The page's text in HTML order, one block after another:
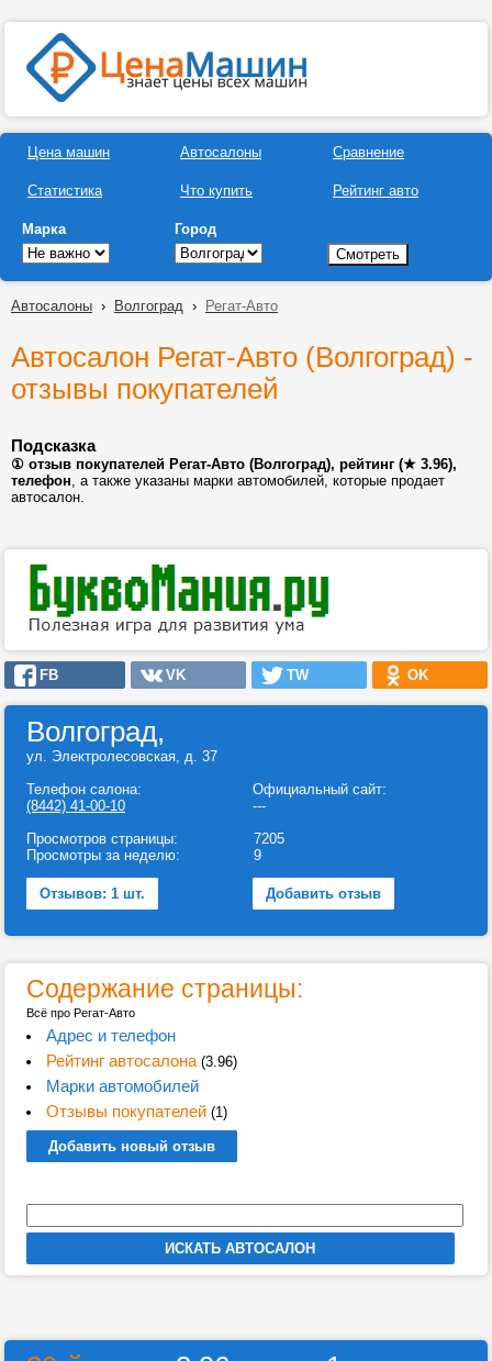
Цена машин
Статистика
Автосалоны
Что купить
Сравнение
Рейтинг авто
Марка Город
Автосалоны › Волгоград › Регат-Авто
Автосалон Регат-Авто (Волгоград) -
отзывы покупателей
Подсказка
① отзыв покупателей Регат-Авто (Волгоград), рейтинг (★ 3.96),
телефон, а также указаны марки автомобилей, которые продает
автосалон.
FB VK TW OK
Волгоград,
ул. Электролесовская, д. 37
Телефон салона:
(8442) 41-00-10
Официальный сайт:
---
Просмотров страницы:
Просмотры за неделю:
7205
9
Отзывов: 1 шт. Добавить отзыв
Содержание страницы:
Всё про Регат-Авто
Адрес и телефон
Рейтинг автосалона(3.96)
Марки автомобилей
Отзывы покупателей(1)
Добавить новый отзыв